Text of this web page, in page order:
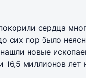
сердца
сих пор было
новые
миллионов лет